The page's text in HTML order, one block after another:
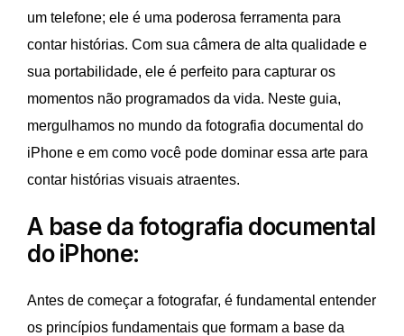
um telefone; ele é uma poderosa ferramenta para
contar histórias. Com sua câmera de alta qualidade e
sua portabilidade, ele é perfeito para capturar os
momentos não programados da vida. Neste guia,
mergulhamos no mundo da fotografia documental do
iPhone e em como você pode dominar essa arte para
contar histórias visuais atraentes.
A base da fotografia documental
do iPhone:
Antes de começar a fotografar, é fundamental entender
os princípios fundamentais que formam a base da